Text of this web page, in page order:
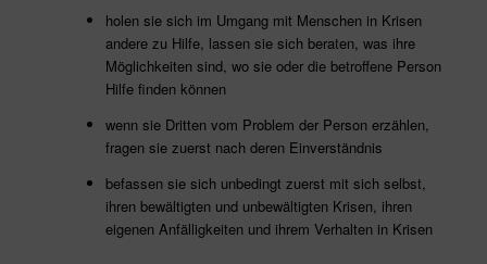
holen sie sich im Umgang mit Menschen in Krisen
andere zu Hilfe, lassen sie sich beraten, was ihre
Möglichkeiten sind, wo sie oder die betroffene Person
Hilfe finden können
wenn sie Dritten vom Problem der Person erzählen,
fragen sie zuerst nach deren Einverständnis
befassen sie sich unbedingt zuerst mit sich selbst,
ihren bewältigten und unbewältigten Krisen, ihren
eigenen Anfälligkeiten und ihrem Verhalten in Krisen